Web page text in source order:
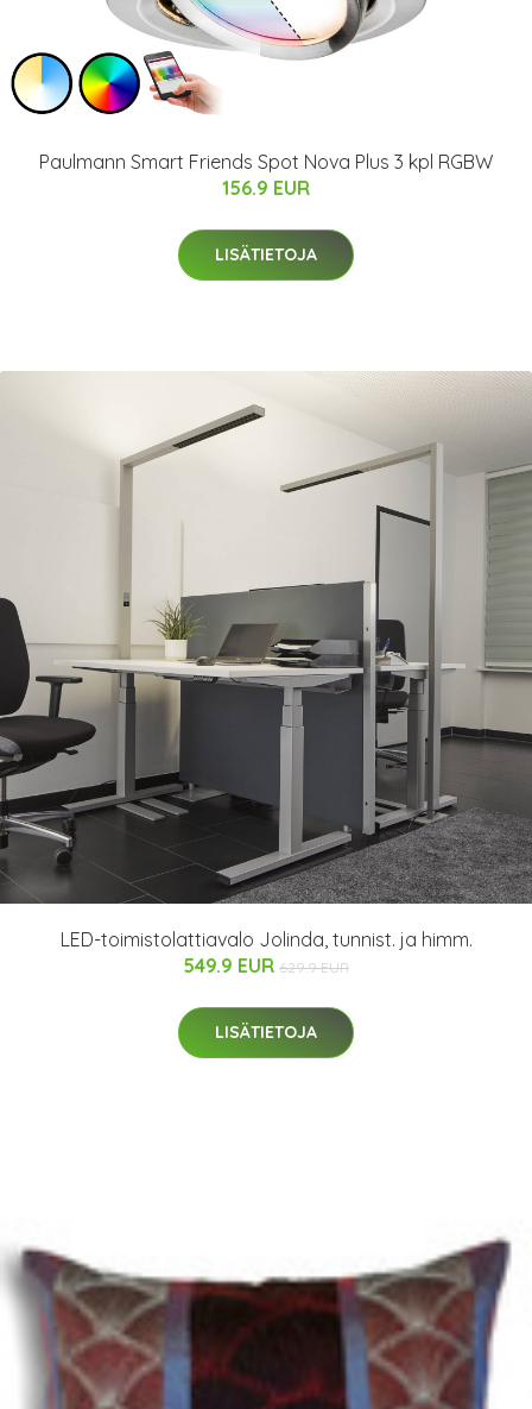
Paulmann Smart Friends Spot Nova Plus 3 kpl RGBW
156.9 EUR
LISÄTIETOJA
LED-toimistolattiavalo Jolinda, tunnist. ja himm.
549.9 EUR 629.9 EUR
LISÄTIETOJA